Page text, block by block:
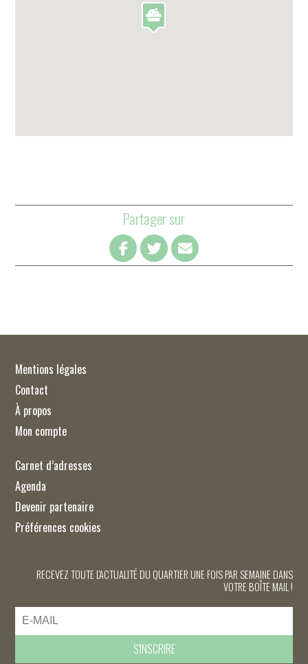
Partager sur
Mentions légales
Contact
À propos
Mon compte
Carnet d’adresses
Agenda
Devenir partenaire
Préférences cookies
RECEVEZ TOUTE L'ACTUALITÉ DU QUARTIER UNE FOIS PAR SEMAINE DANS
VOTRE BOÎTE MAIL !